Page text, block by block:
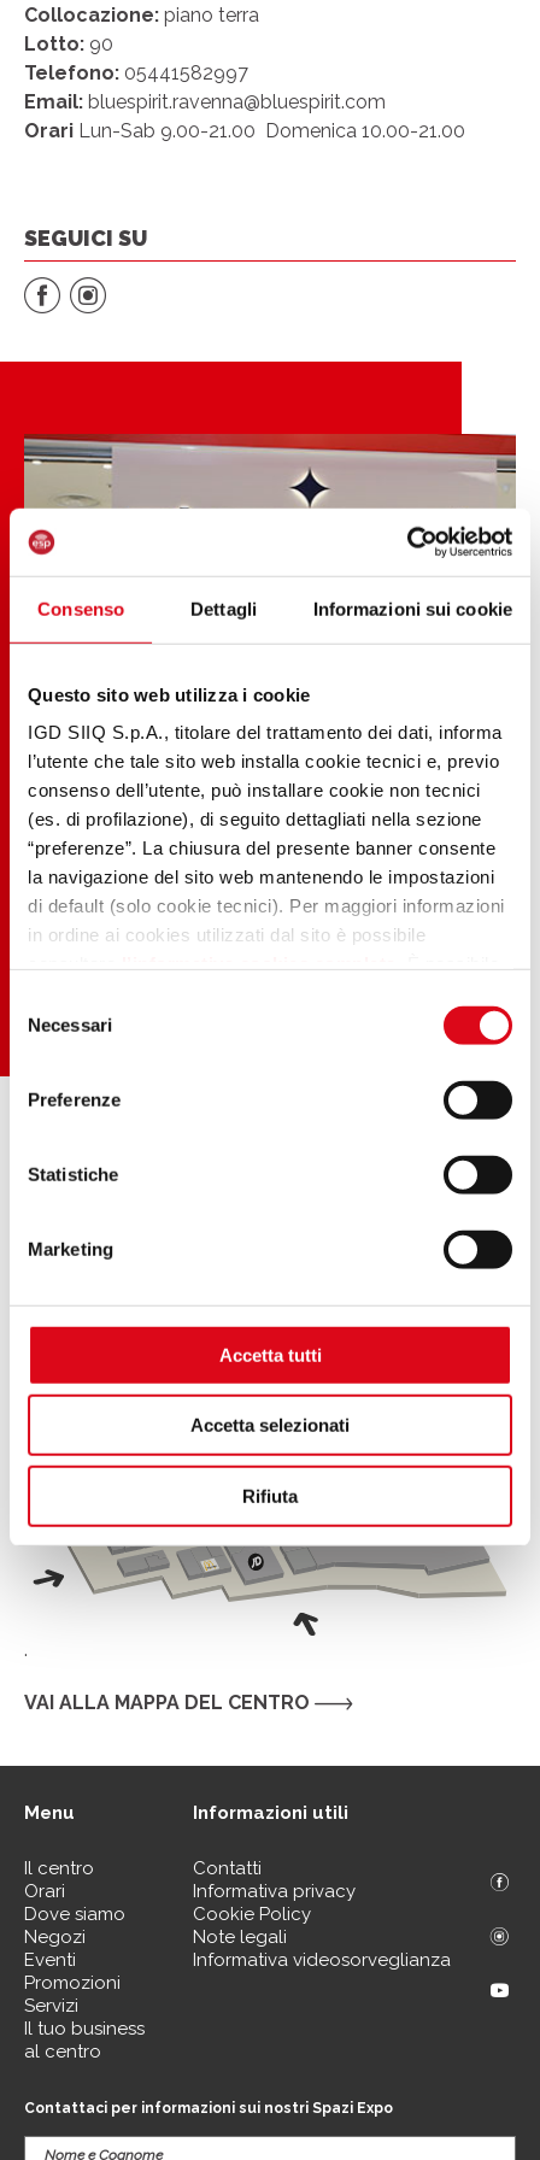
Consenso Dettagli Informazioni sui cookie
Questo sito web utilizza i cookie
IGD SIIQ S.p.A., titolare del trattamento dei dati, informa
l’utente che tale sito web installa cookie tecnici e, previo
consenso dell’utente, può installare cookie non tecnici
(es. di profilazione), di seguito dettagliati nella sezione
“preferenze”. La chiusura del presente banner consente
la navigazione del sito web mantenendo le impostazioni
di default (solo cookie tecnici). Per maggiori informazioni
in ordine ai cookies utilizzati dal sito è possibile
mediante il link “
delNecessari
Preferenze
Statistiche
Marketing
Accetta tutti
Accetta selezionati
Rifiuta
Collocazione: piano terra
Lotto: 90
Telefono: 05441582997
Email: bluespirit.ravenna@bluespirit.com
Orari Lun-Sab 9.00-21.00 Domenica 10.00-21.00
SEGUICI SU
.
VAI ALLA MAPPA DEL CENTRO
Menu
Il centro
Orari
Dove siamo
Negozi
Eventi
Promozioni
Servizi
Il tuo business
al centro
Informazioni utili
Contatti
Informativa privacy
Cookie Policy
Note legali
Informativa videosorveglianza
Contattaci per informazioni sui nostri Spazi Expo